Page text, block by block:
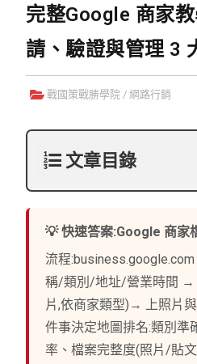
完整Google 商家
請、驗證與管理 3
戰國策戰勝學院 /網路行銷
文章目錄
💡 快速答案:Google 商家
流程
稱/類別/地址/營業時間 →
片,依商家類型)→ 上照片
件事決定地圖排名:類別準
率、檔案完整度(照片/貼